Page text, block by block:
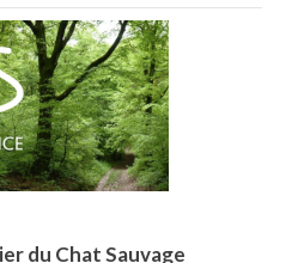
du Chat Sauvage